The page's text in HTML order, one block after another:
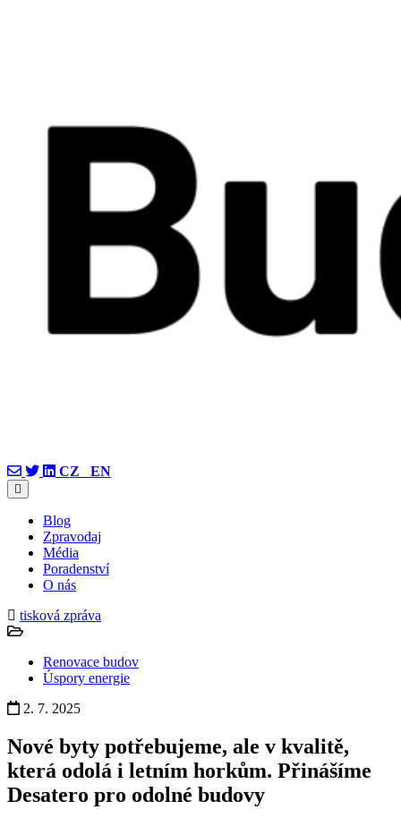
CZ EN
Blog
Zpravodaj
Média
Poradenství
O nás
tisková zpráva
Renovace budov
Úspory energie
2. 7. 2025
Nové byty potřebujeme, ale v kvalitě,
která odolá i letním horkům. Přinášíme
Desatero pro odolné budovy